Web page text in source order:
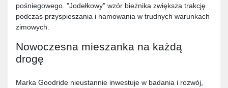
pośniegowego. "Jodełkowy" wzór bieżnika zwiększa trakcję
podczas przyspieszania i hamowania w trudnych warunkach
zimowych.
Nowoczesna mieszanka na każdą
drogę
Marka Goodride nieustannie inwestuje w badania i rozwój,